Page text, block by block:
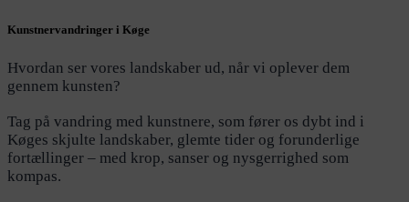
Kunstnervandringer i Køge
Hvordan ser vores landskaber ud, når vi oplever dem
gennem kunsten?
Tag på vandring med kunstnere, som fører os dybt ind i
Køges skjulte landskaber, glemte tider og forunderlige
fortællinger – med krop, sanser og nysgerrighed som
kompas.